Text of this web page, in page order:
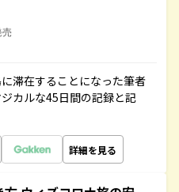
売
滞在することになった筆者
カルな45日間の記録と記
詳細を見る